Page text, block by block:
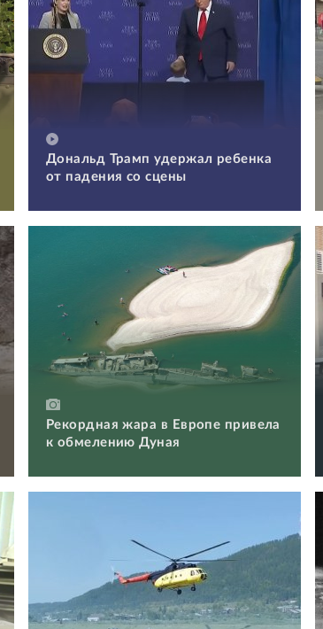
Дональд Трамп удержал ребенка
от падения со сцены
Рекордная жара в Европе привела
к обмелению Дуная